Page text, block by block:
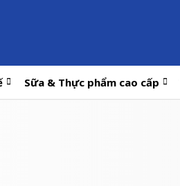
Sữa & Thực phẩm cao cấp